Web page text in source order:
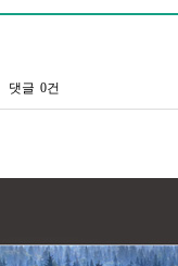
댓글 0건